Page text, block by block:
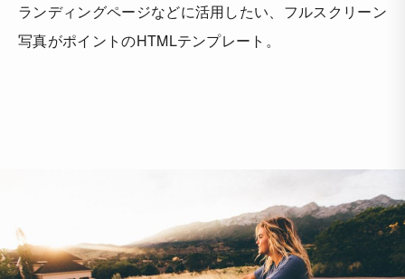
ランディングページなどに活用したい、フルスクリーン
写真がポイントのHTMLテンプレート。